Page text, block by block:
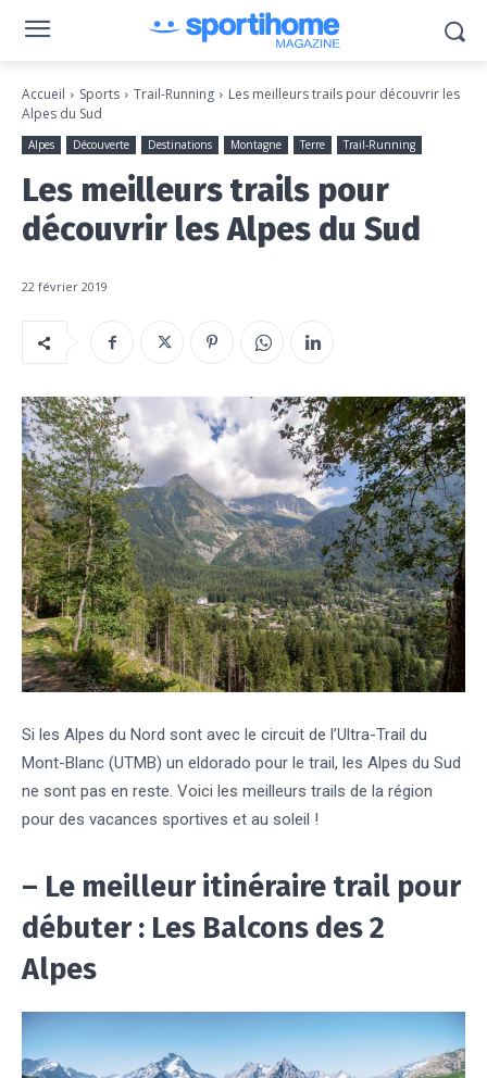
Accueil Sports Trail-Running
Les meilleurs trails pour découvrir les
Alpes du Sud
Alpes Découverte Destinations Montagne Terre Trail-Running
Les meilleurs trails pour
découvrir les Alpes du Sud
22 février 2019
Si les Alpes du Nord sont avec le circuit de l’Ultra-Trail du
Mont-Blanc (UTMB) un eldorado pour le trail, les Alpes du Sud
ne sont pas en reste. Voici les meilleurs trails de la région
pour des vacances sportives et au soleil !
– Le meilleur itinéraire trail pour
débuter : Les Balcons des 2
Alpes